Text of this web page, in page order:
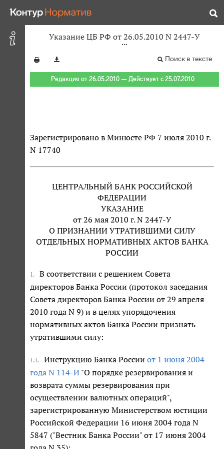
Указание ЦБ РФ от 26.05.2010 N 2447-У
Поиск в тексте
Редакция от 26.05.2010 — Действует с 25.07.2010
Зарегистрировано в Минюсте РФ 7 июля 2010 г.
N 17740
ЦЕНТРАЛЬНЫЙ БАНК РОССИЙСКОЙ
ФЕДЕРАЦИИ
УКАЗАНИЕ
от 26 мая 2010 г. N 2447-У
О ПРИЗНАНИИ УТРАТИВШИМИ СИЛУ
ОТДЕЛЬНЫХ НОРМАТИВНЫХ АКТОВ БАНКА
РОССИИ
1.
В соответствии с решением Совета
директоров Банка России (протокол заседания
Совета директоров Банка России от 29 апреля
2010 года N 9) и в целях упорядочения
нормативных актов Банка России признать
утратившими силу:
1.1. Инструкцию Банка России от 1 июня 2004
года N 114-И "О порядке резервирования и
возврата суммы резервирования при
осуществлении валютных операций",
зарегистрированную Министерством юстиции
Российской Федерации 16 июня 2004 года N
5847 ("Вестник Банка России" от 17 июня 2004